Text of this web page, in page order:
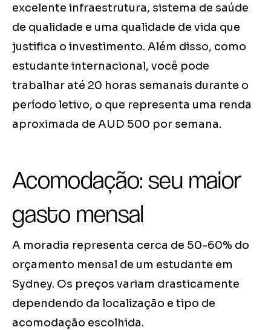
excelente infraestrutura, sistema de saúde
de qualidade e uma qualidade de vida que
justifica o investimento. Além disso, como
estudante internacional, você pode
trabalhar até 20 horas semanais durante o
período letivo, o que representa uma renda
aproximada de AUD 500 por semana.
Acomodação: seu maior
gasto mensal
A moradia representa cerca de 50-60% do
orçamento mensal de um estudante em
Sydney. Os preços variam drasticamente
dependendo da localização e tipo de
acomodação escolhida.